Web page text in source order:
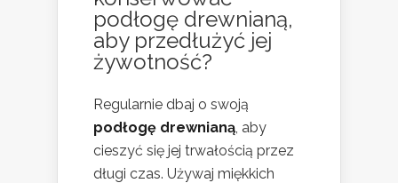
podłogę drewnianą,
aby przedłużyć jej
żywotność?
Regularnie dbaj o swoją
podłogę drewnianą, aby
cieszyć się jej trwałością przez
długi czas. Używaj miękkich